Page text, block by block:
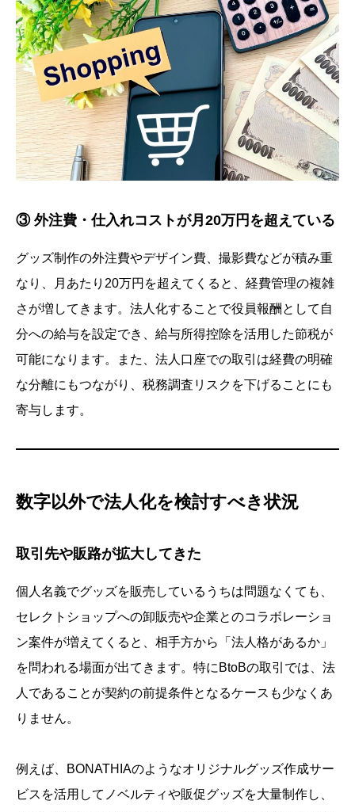
③ 外注費・仕入れコストが月20万円を超えている
グッズ制作の外注費やデザイン費、撮影費などが積み重
なり、月あたり20万円を超えてくると、経費管理の複雑
さが増してきます。法人化することで役員報酬として自
分への給与を設定でき、給与所得控除を活用した節税が
可能になります。また、法人口座での取引は経費の明確
な分離にもつながり、税務調査リスクを下げることにも
寄与します。
数字以外で法人化を検討すべき状況
取引先や販路が拡大してきた
個人名義でグッズを販売しているうちは問題なくても、
セレクトショップへの卸販売や企業とのコラボレーショ
ン案件が増えてくると、相手方から「法人格があるか」
を問われる場面が出てきます。特にBtoBの取引では、法
人であることが契約の前提条件となるケースも少なくあ
りません。
例えば、BONATHIAのようなオリジナルグッズ作成サー
ビスを活用してノベルティや販促グッズを大量制作し、